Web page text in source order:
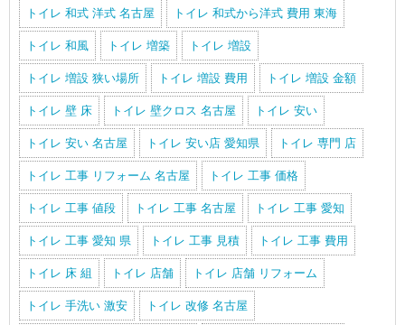
トイレ 和式 洋式 名古屋 トイレ 和式から洋式 費用 東海
トイレ 和風 トイレ 増築 トイレ 増設
トイレ 増設 狭い場所 トイレ 増設 費用 トイレ 増設 金額
トイレ 壁 床 トイレ 壁クロス 名古屋 トイレ 安い
トイレ 安い 名古屋 トイレ 安い店 愛知県 トイレ 専門 店
トイレ 工事 リフォーム 名古屋 トイレ 工事 価格
トイレ 工事 値段 トイレ 工事 名古屋 トイレ 工事 愛知
トイレ 工事 愛知 県 トイレ 工事 見積 トイレ 工事 費用
トイレ 床 組 トイレ 店舗 トイレ 店舗 リフォーム
トイレ 手洗い 激安 トイレ 改修 名古屋